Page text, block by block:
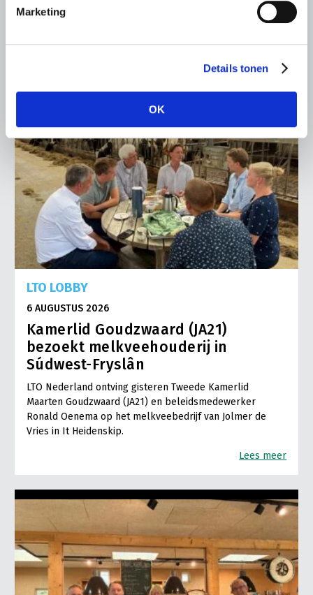
Marketing
Details tonen
OK
Lees meer
LTO LOBBY
6 AUGUSTUS 2026
Kamerlid Goudzwaard (JA21)
bezoekt melkveehouderij in
Súdwest-Fryslân
LTO Nederland ontving gisteren Tweede Kamerlid
Maarten Goudzwaard (JA21) en beleidsmedewerker
Ronald Oenema op het melkveebedrijf van Jolmer de
Vries in It Heidenskip.
Lees meer